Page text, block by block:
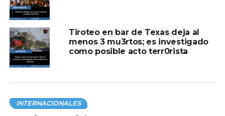
TEMAS RELACIONADOS:
MUERTOS
A CONTINUACIÓN
Trágico Accidente Aéreo en Corea del Sur
Deja 179 Muertos y Dos Sobrevivientes
Aumenta caso de parvovirus B19 en Estados
Unidos
Tiroteo en bar de Texas deja al
menos 3 mu3rtos; es investigado
como posible acto terr0rista
INTERNACIONALES